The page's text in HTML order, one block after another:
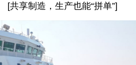
[共享制造，生产也能“拼单”]